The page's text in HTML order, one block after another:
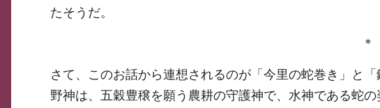
たそうだ。
＊
さて、このお話から連想されるのが「今里の蛇巻き」と
野神は、五穀豊穣を願う農耕の守護神で、水神である蛇の